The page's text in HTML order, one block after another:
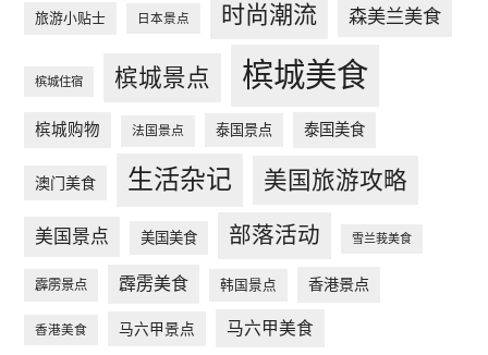
旅游小贴士 日本景点 时尚潮流 森美兰美食
槟城住宿 槟城景点 槟城美食
槟城购物 法国景点 泰国景点 泰国美食
澳门美食 生活杂记 美国旅游攻略
美国景点 美国美食 部落活动 雪兰莪美食
霹雳景点 霹雳美食 韩国景点 香港景点
香港美食 马六甲景点 马六甲美食